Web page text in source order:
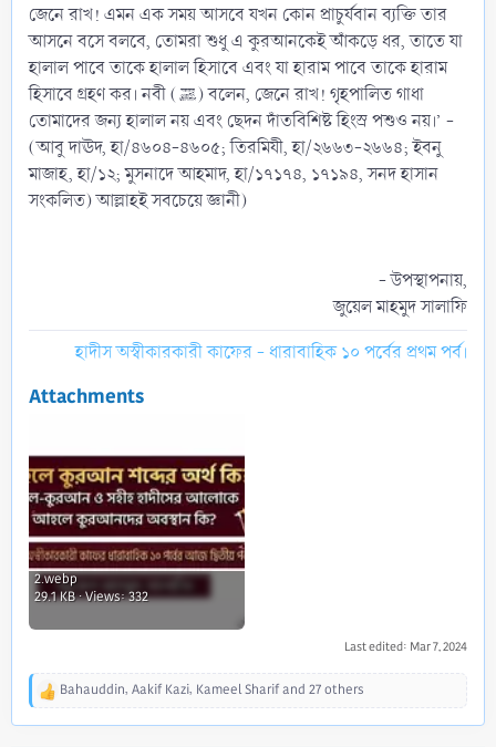
জেনে রাখ! এমন এক সময় আসবে যখন কোন প্রাচুর্যবান ব্যক্তি তার
আসনে বসে বলবে, তোমরা শুধু এ কুরআনকেই আঁকড়ে ধর, তাতে যা
হালাল পাবে তাকে হালাল হিসাবে এবং যা হারাম পাবে তাকে হারাম
হিসাবে গ্রহণ কর। নবী (ﷺ) বলেন, জেনে রাখ! গৃহপালিত গাধা
তোমাদের জন্য হালাল নয় এবং ছেদন দাঁতবিশিষ্ট হিংস্র পশুও নয়।’ -
(আবু দাঊদ, হা/৪৬০৪-৪৬০৫; তিরমিযী, হা/২৬৬৩-২৬৬৪; ইবনু
মাজাহ, হা/১২; মুসনাদে আহমাদ, হা/১৭১৭৪, ১৭১৯৪, সনদ হাসান
সংকলিত) আল্লাহই সবচেয়ে জ্ঞানী)
- উপস্থাপনায়,
জুয়েল মাহমুদ সালাফি​
হাদীস অস্বীকারকারী কাফের - ধারাবাহিক ১০ পর্বের প্রথম পর্ব।
Attachments
2.webp
29.1 KB · Views: 332
Last edited: Mar 7, 2024
R
Bahauddin, Aakif Kazi, Kameel Sharifand 27 others